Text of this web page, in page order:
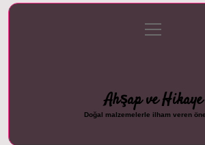
Gizlilik Politikası
menüyü
aç
Ahşap ve Hikaye
Doğal malzemelerle ilham veren